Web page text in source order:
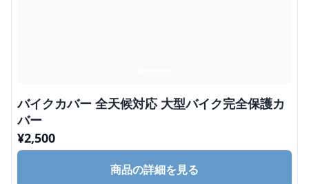
バイクカバー 全天候対応 大型バイク完全保護カ
バー
¥2,500
商品の詳細を見る